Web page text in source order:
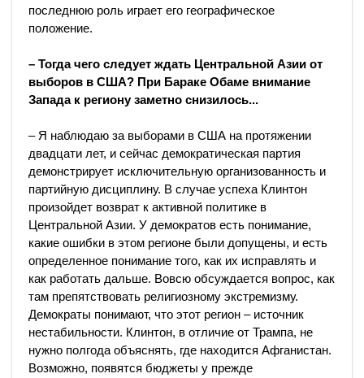
последнюю роль играет его географическое
положение.
– Тогда чего следует ждать Центральной Азии от
выборов в США? При Бараке Обаме внимание
Запада к региону заметно снизилось...
– Я наблюдаю за выборами в США на протяжении
двадцати лет, и сейчас демократическая партия
демонстрирует исключительную организованность и
партийную дисциплину. В случае успеха Клинтон
произойдет возврат к активной политике в
Центральной Азии. У демократов есть понимание,
какие ошибки в этом регионе были допущены, и есть
определенное понимание того, как их исправлять и
как работать дальше. Вовсю обсуждается вопрос, как
там препятствовать религиозному экстремизму.
Демократы понимают, что этот регион – источник
нестабильности. Клинтон, в отличие от Трампа, не
нужно полгода объяснять, где находится Афганистан.
Возможно, появятся бюджеты у прежде